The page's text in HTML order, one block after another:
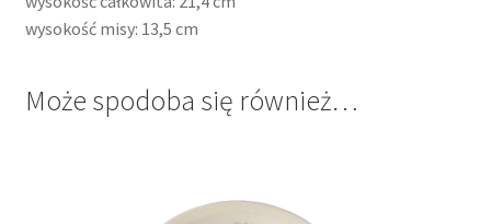
wysokość misy: 13,5 cm
Może spodoba się również…